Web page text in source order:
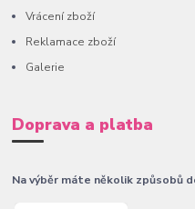
Vrácení zboží
Reklamace zboží
Galerie
Doprava a platba
Na výběr máte několik způsobů